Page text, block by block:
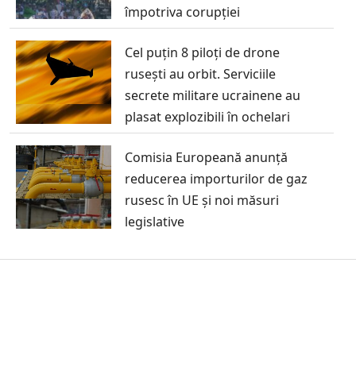
împotriva corupției
Cel puțin 8 piloți de drone
rusești au orbit. Serviciile
secrete militare ucrainene au
plasat explozibili în ochelari
Comisia Europeană anunță
reducerea importurilor de gaz
rusesc în UE și noi măsuri
legislative